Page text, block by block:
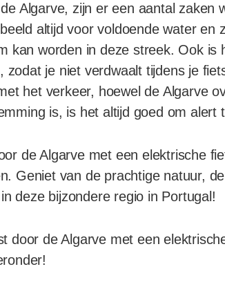
Algarve, zijn er een aantal zaken
altijd voor voldoende water en
kan worden in deze streek. Ook is
zodat je niet verdwaalt tijdens je
het verkeer, hoewel de Algarve
is, is het altijd goed om alert
de Algarve met een elektrische
Geniet van de prachtige natuur,
deze bijzondere regio in Portugal!
door de Algarve met een